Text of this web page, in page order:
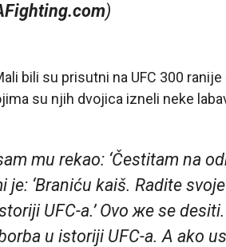
)
bili su prisutni na UFC 300
su njih dvojica izneli neke
mu rekao: ‘Čestitam na
je: ‘Braniću kaiš. Radite
UFC-a.’ Ovo жe se
u istoriji UFC-a. A ako